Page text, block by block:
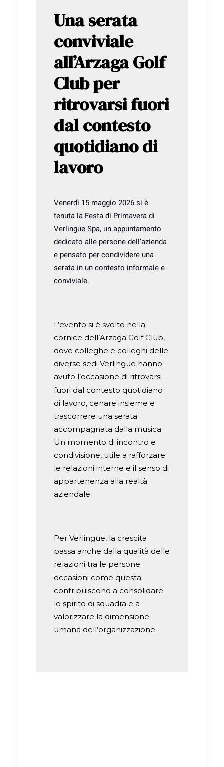
Una serata
conviviale
all’Arzaga Golf
Club per
ritrovarsi fuori
dal contesto
quotidiano di
lavoro
Venerdì 15 maggio 2026 si è
tenuta la Festa di Primavera di
Verlingue Spa, un appuntamento
dedicato alle persone dell’azienda
e pensato per condividere una
serata in un contesto informale e
conviviale.
L’evento si è svolto nella
cornice dell’Arzaga Golf Club,
dove colleghe e colleghi delle
diverse sedi Verlingue hanno
avuto l’occasione di ritrovarsi
fuori dal contesto quotidiano
di lavoro, cenare insieme e
trascorrere una serata
accompagnata dalla musica.
Un momento di incontro e
condivisione, utile a rafforzare
le relazioni interne e il senso di
appartenenza alla realtà
aziendale.
Per Verlingue, la crescita
passa anche dalla qualità delle
relazioni tra le persone:
occasioni come questa
contribuiscono a consolidare
lo spirito di squadra e a
valorizzare la dimensione
umana dell’organizzazione.